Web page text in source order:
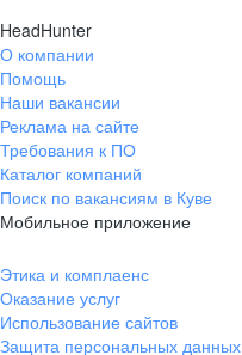
HeadHunter
О компании
Помощь
Наши вакансии
Реклама на сайте
Требования к ПО
Каталог компаний
Поиск по вакансиям в Куве
Мобильное приложение
Этика и комплаенс
Оказание услуг
Использование сайтов
Защита персональных данных